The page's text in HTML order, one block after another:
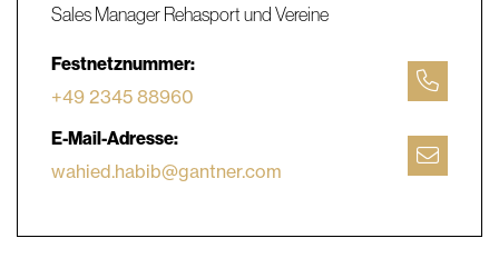
Sales Manager Rehasport und Vereine
Festnetznummer:
+49 2345 88960
E-Mail-Adresse:
wahied.habib@gantner.com